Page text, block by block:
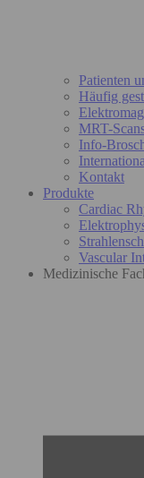
Patienten
Häufig
MRT-
Info-
Kontakt
Produkte
Cardiac
Vascular
Medizinische